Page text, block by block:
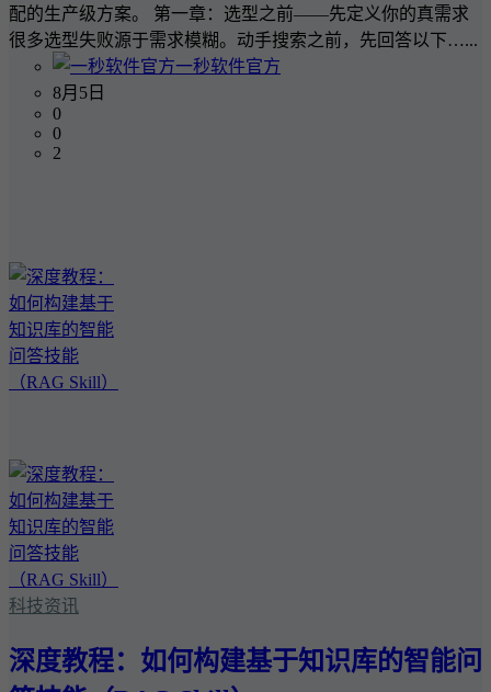
配的生产级方案。 第一章：选型之前——先定义你的真需求
很多选型失败源于需求模糊。动手搜索之前，先回答以下…...
一秒软件官方
8月5日
0
0
2
科技资讯
深度教程：如何构建基于知识库的智能问